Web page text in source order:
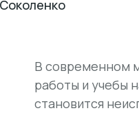
В современном
работы и учебы
становится